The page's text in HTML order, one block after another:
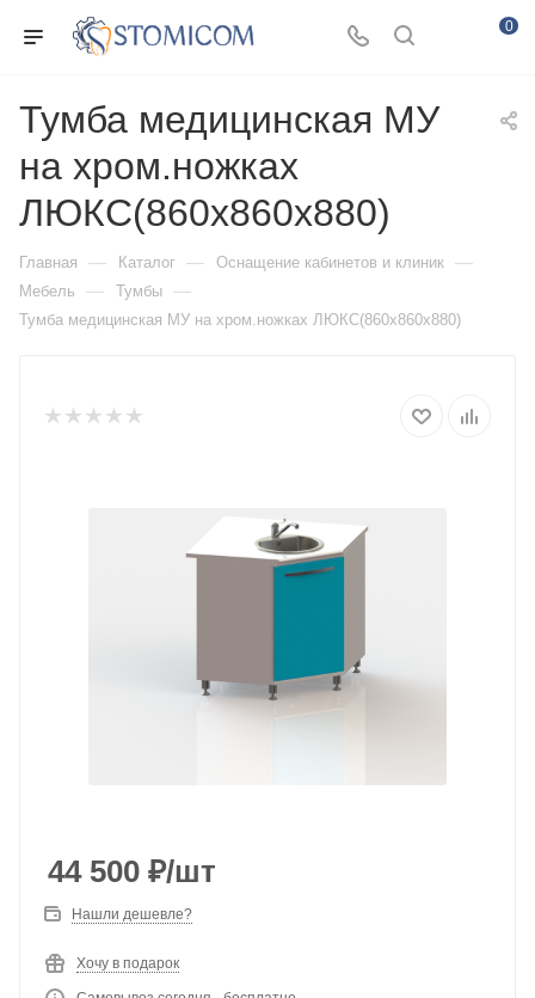
0
Тумба медицинская МУ
на хром.ножках
ЛЮКС(860х860х880)
Главная — Каталог — Оснащение кабинетов и клиник —
Мебель — Тумбы —
Тумба медицинская МУ на хром.ножках ЛЮКС(860х860х880)
44 500 ₽/шт
Нашли дешевле?
Хочу в подарок